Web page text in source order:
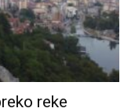
reke